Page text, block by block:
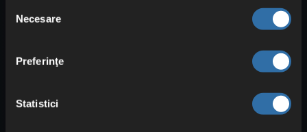
consimțământului
Necesare
Preferinţe
Statistici
îți recomandăm
.
îțialoci Pals-ii mai bine
exclude anumiți Pals de la anumite sarcini,